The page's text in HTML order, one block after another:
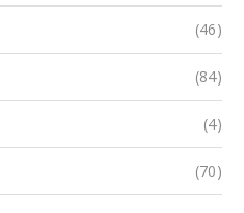
(46)
(84)
(4)
(70)